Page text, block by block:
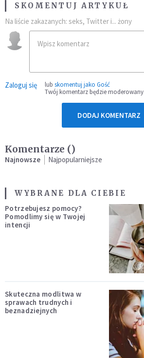
SKOMENTUJ ARTYKUŁ
Na liście zakazanych: seks, Twitter i... żony
Zaloguj się lub skomentuj jako Gość
Twój komentarz będzie moderowany
DODAJ KOMENTARZ
Komentarze ()
Najnowsze Najpopularniejsze
WYBRANE DLA CIEBIE
Potrzebujesz pomocy?
Pomodlimy się w Twojej
intencji
Skuteczna modlitwa w
sprawach trudnych i
beznadziejnych